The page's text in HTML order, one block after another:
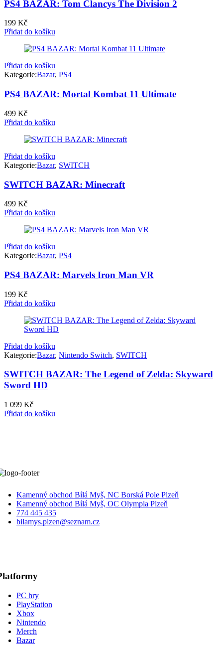
PS4 BAZAR: Tom Clancys The Division 2
199 Kč
Přidat do košíku
Přidat do košíku
Kategorie:Bazar, PS4
PS4 BAZAR: Mortal Kombat 11 Ultimate
499 Kč
Přidat do košíku
Přidat do košíku
Kategorie:Bazar, SWITCH
SWITCH BAZAR: Minecraft
499 Kč
Přidat do košíku
Přidat do košíku
Kategorie:Bazar, PS4
PS4 BAZAR: Marvels Iron Man VR
199 Kč
Přidat do košíku
Přidat do košíku
Kategorie:Bazar, Nintendo Switch, SWITCH
SWITCH BAZAR: The Legend of Zelda: Skyward
Sword HD
1 099 Kč
Přidat do košíku
Kamenný obchod Bílá Myš, NC Borská Pole Plzeň
Kamenný obchod Bílá Myš, OC Olympia Plzeň
774 445 435
bilamys.plzen@seznam.cz
PC hry
PlayStation
Xbox
Nintendo
Merch
Bazar